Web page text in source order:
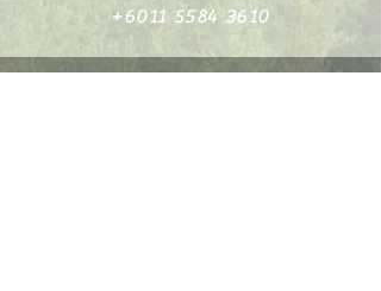
+6011 5584 3610